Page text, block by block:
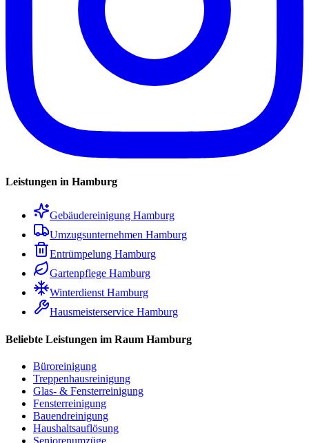
Leistungen in Hamburg
Gebäudereinigung Hamburg
Umzugsunternehmen Hamburg
Entrümpelung Hamburg
Gartenpflege Hamburg
Winterdienst Hamburg
Hausmeisterservice Hamburg
Beliebte Leistungen im Raum Hamburg
Büroreinigung
Treppenhausreinigung
Glas- & Fensterreinigung
Fensterreinigung
Bauendreinigung
Haushaltsauflösung
Seniorenumzüge